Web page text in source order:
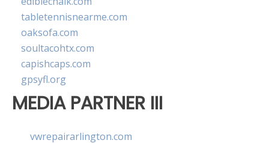
tabletennisnearme.com
oaksofa.com
soultacohtx.com
capishcaps.com
gpsyfl.org
MEDIA PARTNER III
vwrepairarlington.com